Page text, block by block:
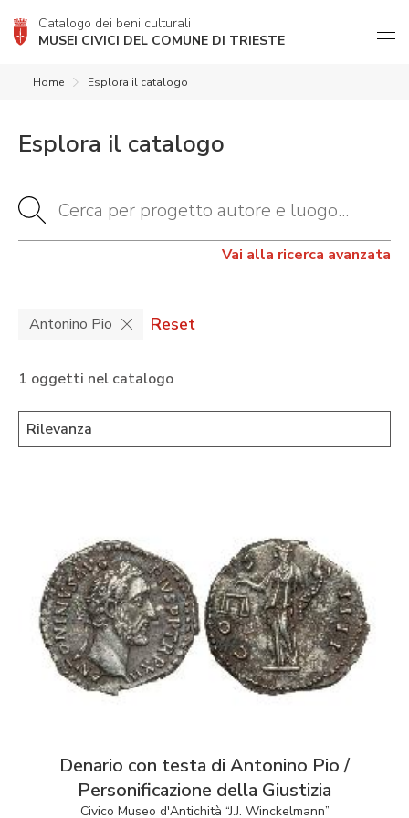
Catalogo dei beni culturali
MUSEI CIVICI DEL COMUNE DI TRIESTE
Home Esplora il catalogo
Esplora il catalogo
Vai alla ricerca avanzata
Antonino Pio Reset
1 oggetti nel catalogo
Denario con testa di Antonino Pio /
Personificazione della Giustizia
Civico Museo d'Antichità “J.J. Winckelmann”